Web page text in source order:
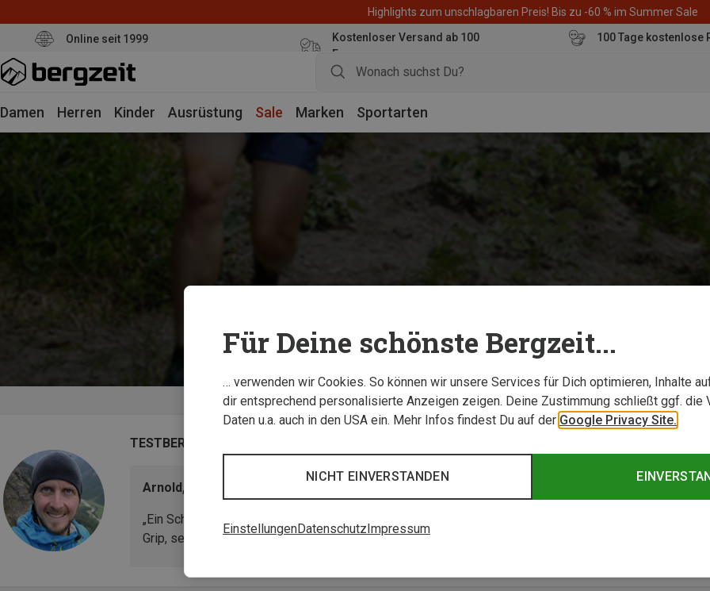
Highlights zum unschlagbaren Preis! Bis zu -60 % im Summer Sale
Online seit 1999
Kostenloser Versand ab 100
Euro
100 Tage kostenlose
Damen Herren Kinder Ausrüstung Sale Marken Sportarten
TESTBERICHT
Arnold, Bergsport-Experte
„Ein Schuh, auf den man sich jederzeit verlassen kann – mit exzellenter Seitenstabilität und sicherem
Grip, selbst auf eisigem Untergrund.“
Für Deine schönste Bergzeit...
… verwenden wir Cookies. So können wir unsere Services für Dich optimieren, Inhalte
dir entsprechend personalisierte Anzeigen zeigen. Deine Zustimmung schließt ggf. die
Daten u.a. auch in den USA ein. Mehr Infos findest Du auf der Google Privacy Site.
NICHT EINVERSTANDEN
EinstellungenDatenschutzImpressum